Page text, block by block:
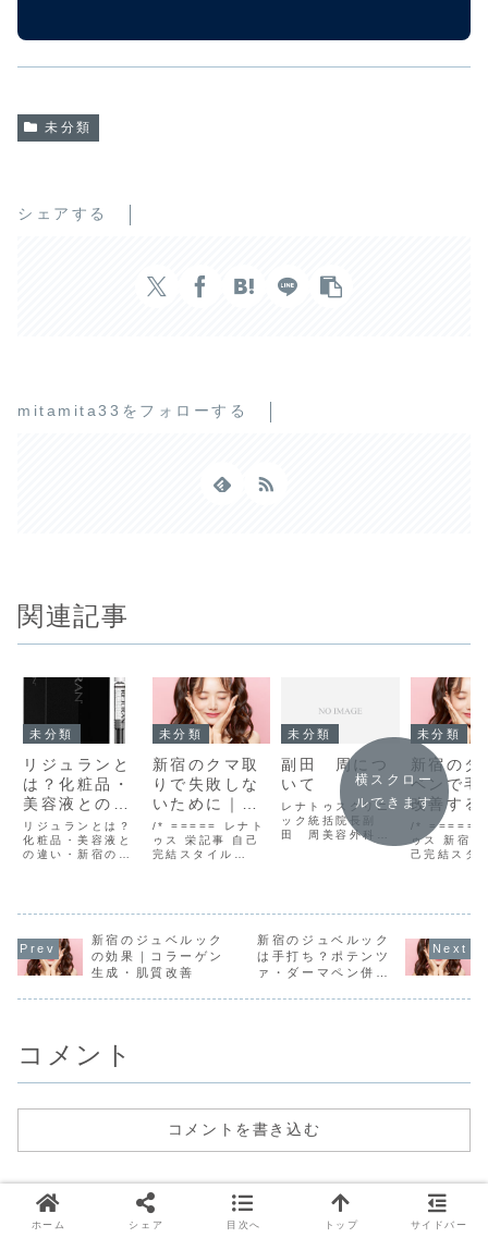
未分類
シェアする
mitamita33をフォローする
関連記事
未分類
リジュランと
は？化粧品・
美容液との違
い・新宿のお
すすめを医師
が解説
リジュランとは？
化粧品・美容液と
の違い・新宿のお
目駅E8出口から徒
歩1分、JR代々木
駅東口から徒歩5
分で、仕事帰りや
未分類
新宿のクマ取
りで失敗しな
いために｜原
因と回避法
/* ===== レナト
ゥス 栄記事 自己
完結スタイル
'Hiragino Kaku
Gothic ProN',
'N...
未分類
副田 周につ
いて
レナトゥスクリニ
ック統括院長副
田 周美容外科・
皮膚科医かつて毛
なたに。自身が脱
毛で金ドブをした
経験から、本来富
裕層しか通えない
未分類
新宿のダ
ペンで毛
改善する
果と回数
/* =====
ゥス 新宿
己完結スタ
'Hiragino
Gothic
'...
横スクロー
ルできます
新宿のジュベルック
の効果｜コラーゲン
生成・肌質改善
新宿のジュベルック
は手打ち？ポテンツ
ァ・ダーマペン併用
コメント
コメントを書き込む
ホーム シェア 目次へ トップ サイドバー